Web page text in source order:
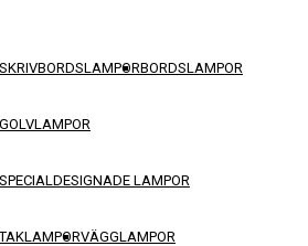
SKRIVBORDSLAMPORBORDSLAMPOR
GOLVLAMPOR
SPECIALDESIGNADE LAMPOR
TAKLAMPORVÄGGLAMPOR